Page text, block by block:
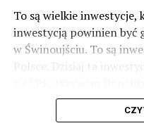
To są wielkie inwestycje,
inwestycją powinien być
w Świnoujściu. To są
Polsce. Dzisiaj ta
odblokowania CPK.